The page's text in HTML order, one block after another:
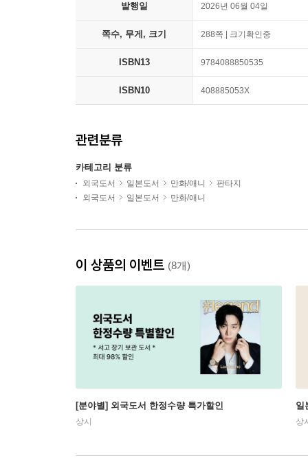
발행일 2026년 06월 04일
쪽수, 무게, 크기 288쪽 | 크기확인중
ISBN13 9784088850535
ISBN10 408885053X
관련분류
카테고리 분류
외국도서 일본도서 만화/애니
판타지
외국도서
일본도서 만화/애니
이 상품의 이벤트 (8개)
[분야별] 외국도서 한정수량 특가할인
상시
일
상